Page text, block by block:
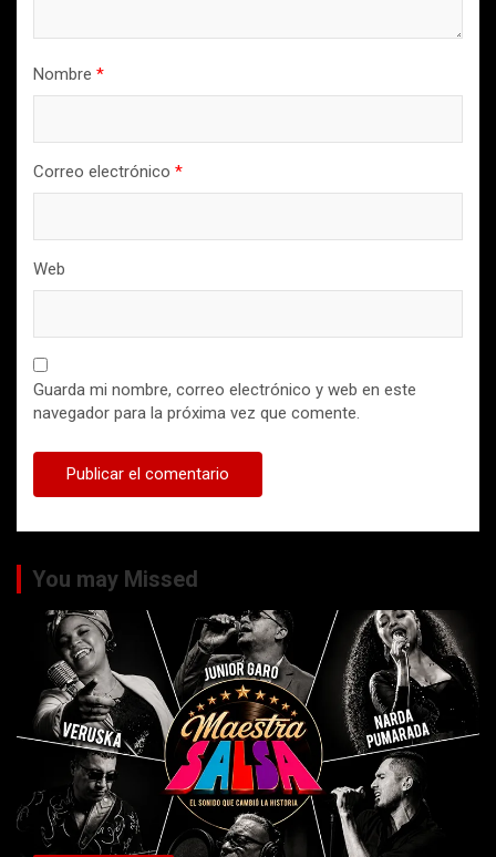
Nombre *
Correo electrónico *
Web
Guarda mi nombre, correo electrónico y web en este
navegador para la próxima vez que comente.
You may Missed